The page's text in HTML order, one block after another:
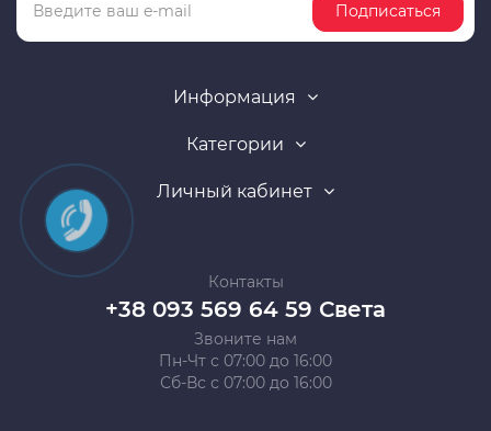
Подписаться
Информация
Категории
Личный кабинет
Контакты
+38 093 569 64 59 Света
Звоните нам
Пн-Чт с 07:00 до 16:00
Сб-Вс с 07:00 до 16:00